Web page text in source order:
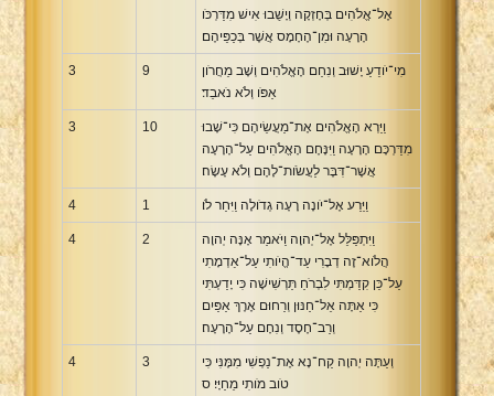
אֶל־אֱלֹהִים בְּחָזְקָה וְיָשֻׁבוּ אִישׁ מִדַּרְכֹּו
הָרָעָה וּמִן־הֶחָמָס אֲשֶׁר בְּכַפֵּיהֶם׃
3 9
מִי־יֹודֵעַ יָשׁוּב וְנִחַם הָאֱלֹהִים וְשָׁב מֵחֲרֹון
אַפֹּו וְלֹא נֹאבֵד׃
3 10
וַיַּרְא הָאֱלֹהִים אֶת־מַעֲשֵׂיהֶם כִּי־שָׁבוּ
מִדַּרְכָּם הָרָעָה וַיִּנָּחֶם הָאֱלֹהִים עַל־הָרָעָה
אֲשֶׁר־דִּבֶּר לַעֲשֹׂות־לָהֶם וְלֹא עָשָׂה׃
4 1 וַיֵּרַע אֶל־יֹונָה רָעָה גְדֹולָה וַיִּחַר לֹו׃
4 2
וַיִּתְפַּלֵּל אֶל־יְהוָה וַיֹּאמַר אָנָּה יְהוָה
הֲלֹוא־זֶה דְבָרִי עַד־הֱיֹותִי עַל־אַדְמָתִי
עַל־כֵּן קִדַּמְתִּי לִבְרֹחַ תַּרְשִׁישָׁה כִּי יָדַעְתִּי
כִּי אַתָּה אֵל־חַנּוּן וְרַחוּם אֶרֶךְ אַפַּיִם
וְרַב־חֶסֶד וְנִחָם עַל־הָרָעָה׃
4 3
וְעַתָּה יְהוָה קַח־נָא אֶת־נַפְשִׁי מִמֶּנִּי כִּי
טֹוב מֹותִי מֵחַיָּי׃ ס